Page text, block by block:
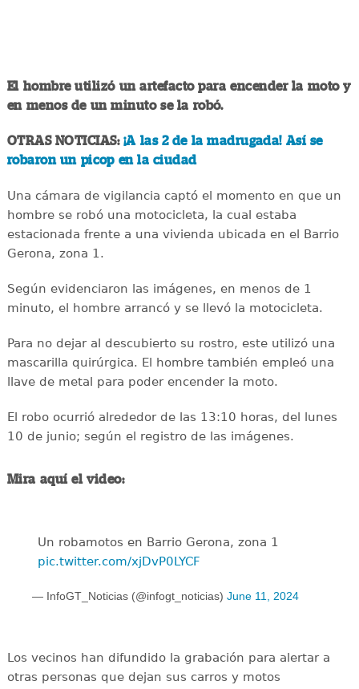
El hombre utilizó un artefacto para encender la moto y
en menos de un minuto se la robó.
OTRAS NOTICIAS: ¡A las 2 de la madrugada! Así se
robaron un picop en la ciudad
Una cámara de vigilancia captó el momento en que un
hombre se robó una motocicleta, la cual estaba
estacionada frente a una vivienda ubicada en el Barrio
Gerona, zona 1.
Según evidenciaron las imágenes, en menos de 1
minuto, el hombre arrancó y se llevó la motocicleta.
Para no dejar al descubierto su rostro, este utilizó una
mascarilla quirúrgica. El hombre también empleó una
llave de metal para poder encender la moto.
El robo ocurrió alrededor de las 13:10 horas, del lunes
10 de junio; según el registro de las imágenes.
Mira aquí el video:
Un robamotos en Barrio Gerona, zona 1
pic.twitter.com/xjDvP0LYCF
— InfoGT_Noticias (@infogt_noticias) June 11, 2024
Los vecinos han difundido la grabación para alertar a
otras personas que dejan sus carros y motos